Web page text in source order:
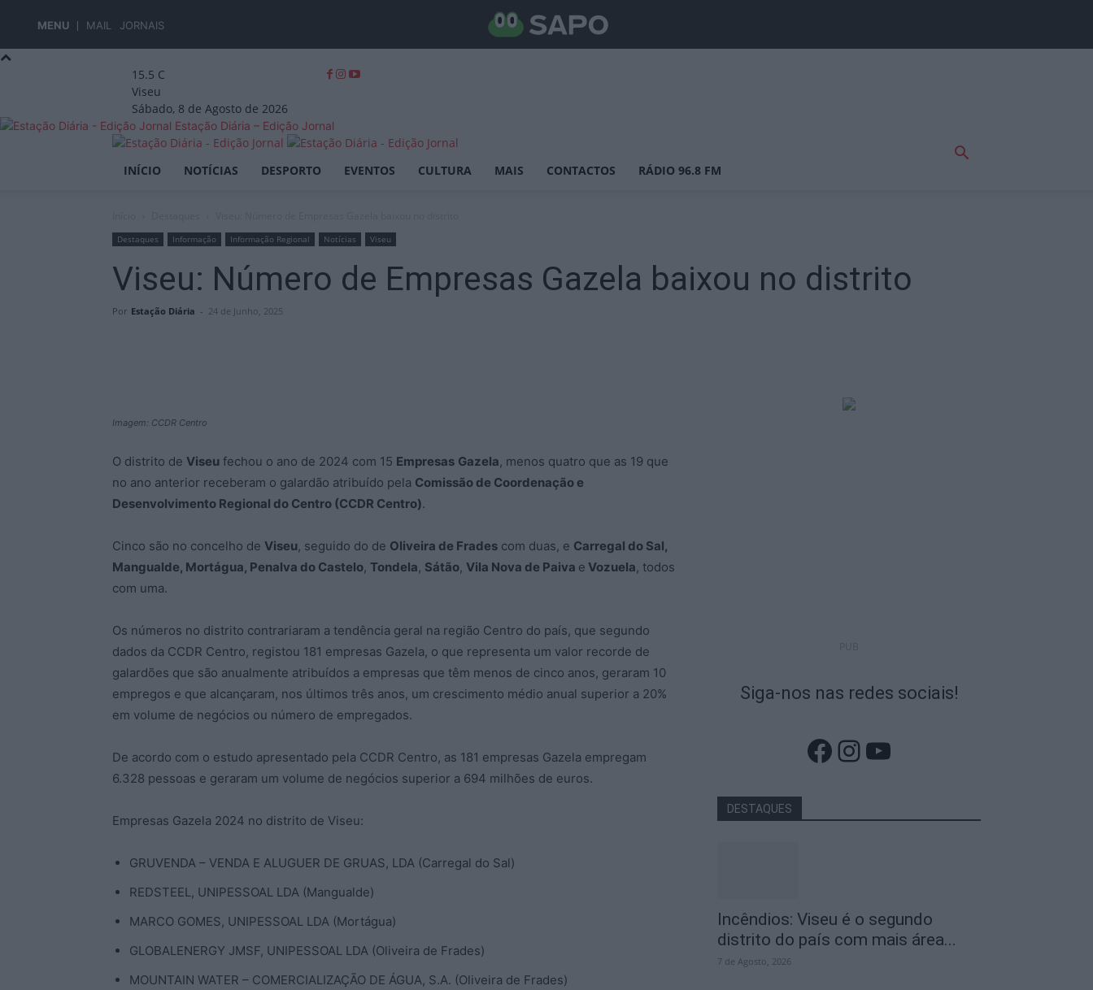
MENU MAIL JORNAIS
15.5 C
Viseu
Sábado, 8 de Agosto de 2026
Estação Diária – Edição Jornal
INÍCIO NOTÍCIAS DESPORTO EVENTOS CULTURA MAIS CONTACTOS RÁDIO 96.8 FM
Destaques Informação Informação Regional Notícias Viseu
Viseu: Número de Empresas Gazela baixou no distrito
Por Estação Diária - 24 de Junho, 2025
Imagem: CCDR Centro
O distrito de Viseu fechou o ano de 2024 com 15 Empresas Gazela, menos quatro que as 19 que
no ano anterior receberam o galardão atribuído pela Comissão de Coordenação e
Desenvolvimento Regional do Centro (CCDR Centro).
Cinco são no concelho de Viseu, seguido do de Oliveira de Frades com duas, e Carregal do Sal,
Mangualde, Mortágua, Penalva do Castelo, Tondela, Sátão, Vila Nova de Paiva e Vozuela, todos
com uma.
Os números no distrito contrariaram a tendência geral na região Centro do país, que segundo
dados da CCDR Centro, registou 181 empresas Gazela, o que representa um valor recorde de
galardões que são anualmente atribuídos a empresas que têm menos de cinco anos, geraram 10
empregos e que alcançaram, nos últimos três anos, um crescimento médio anual superior a 20%
em volume de negócios ou número de empregados.
De acordo com o estudo apresentado pela CCDR Centro, as 181 empresas Gazela empregam
6.328 pessoas e geraram um volume de negócios superior a 694 milhões de euros.
Empresas Gazela 2024 no distrito de Viseu:
GRUVENDA – VENDA E ALUGUER DE GRUAS, LDA (Carregal do Sal)
REDSTEEL, UNIPESSOAL LDA (Mangualde)
MARCO GOMES, UNIPESSOAL LDA (Mortágua)
GLOBALENERGY JMSF, UNIPESSOAL LDA (Oliveira de Frades)
MOUNTAIN WATER – COMERCIALIZAÇÃO DE ÁGUA, S.A. (Oliveira de Frades)
Siga-nos nas redes sociais!
Facebook
Instagram
YouTube
DESTAQUES
Incêndios: Viseu é o segundo
distrito do país com mais área...
7 de Agosto, 2026